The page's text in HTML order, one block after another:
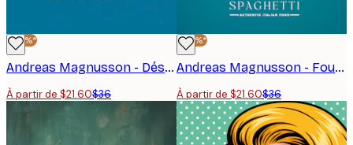
-40%*
Andreas Magnusson - Dés de salle de jeux Poster
À partir de $21.60$36
-40%*
Andreas Magnusson - Fourchette à Spaghettis Italiens Affiche
À partir de $21.60$36